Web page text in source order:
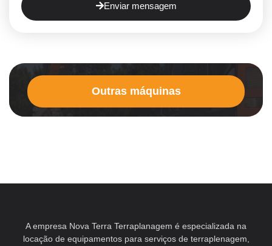
Enviar mensagem
Outras máquinas
A empresa Nova Terra Terraplanagem é especializada na
locação de equipamentos para serviços de terraplenagem,